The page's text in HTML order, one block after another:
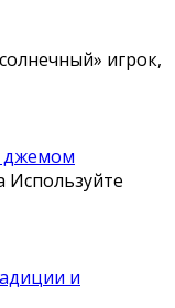
игрок,
джемом
и